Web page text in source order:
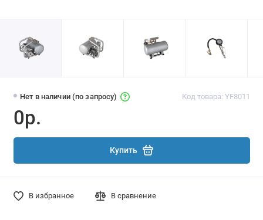
Нет в наличии (по запросу) Код товара: YF8011
0р.
Купить
В избранное В сравнение